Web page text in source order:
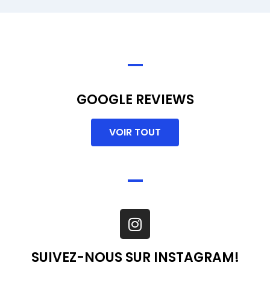
GOOGLE REVIEWS
VOIR TOUT
SUIVEZ-NOUS SUR INSTAGRAM!